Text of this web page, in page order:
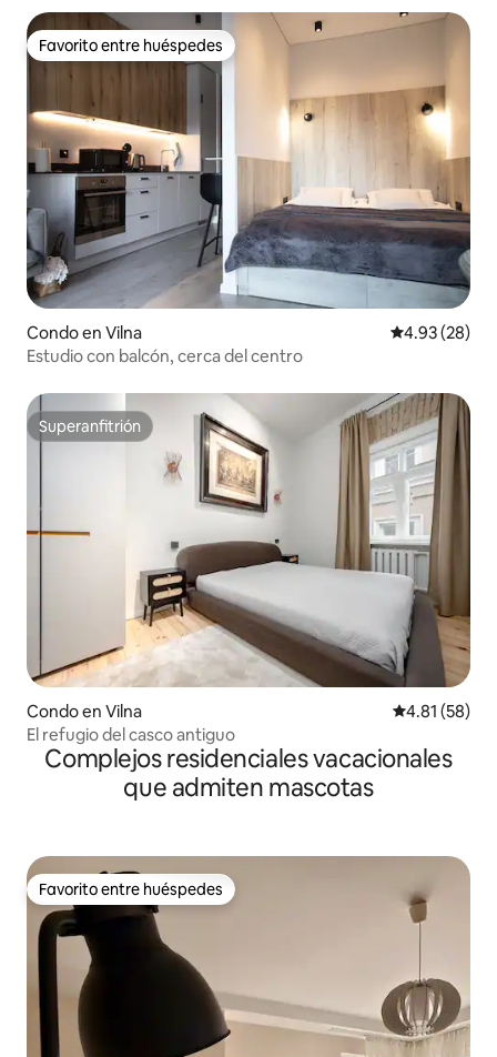
Favorito entre huéspedes
Favorito entre huéspedes
Condo en Vilna Calificación
4.93 (28)
Estudio con balcón, cerca del centro
Superanfitrión
Superanfitrión
Condo en Vilna Calificación
4.81 (58)
El refugio del casco antiguo
Complejos residenciales vacacionales
que admiten mascotas
Favorito entre huéspedes
Favorito entre huéspedes